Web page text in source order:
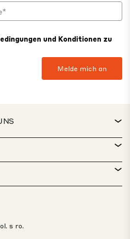
und Konditionen zu
s ro.